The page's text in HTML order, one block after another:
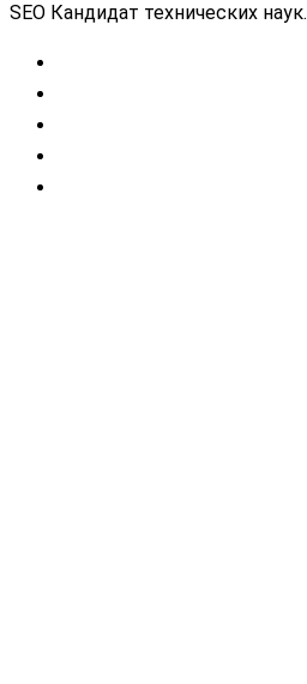
SEO Кандидат технических наук.